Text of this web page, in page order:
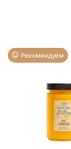
Рекомендуем